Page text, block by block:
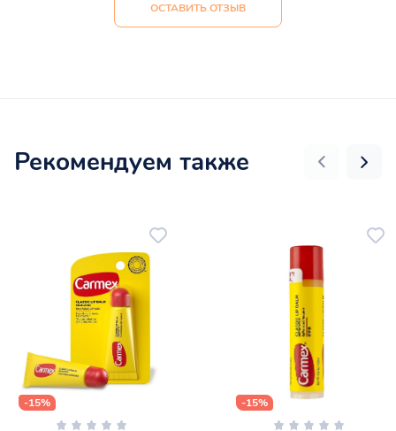
ОСТАВИТЬ ОТЗЫВ
Рекомендуем также
-15% -15%